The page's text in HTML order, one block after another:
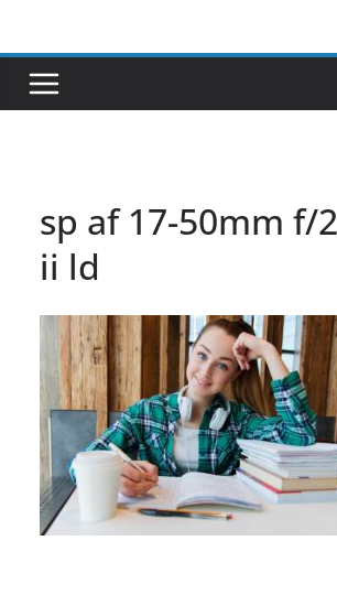
contenu
sp af 17-50mm f/
ii ld